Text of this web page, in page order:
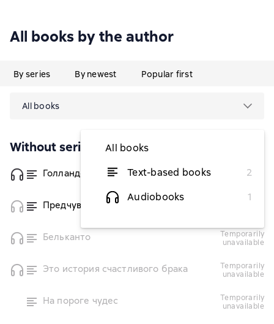
All books by the author
By series By newest Popular first
All books
All books
Text-based books
2
Audiobooks
1
Without series
Голландский дом from $4.90
Предчувствие чуда
Бельканто
temporarily
unavailable
Это история счастливого брака
temporarily
unavailable
На пороге чудес
temporarily
unavailable